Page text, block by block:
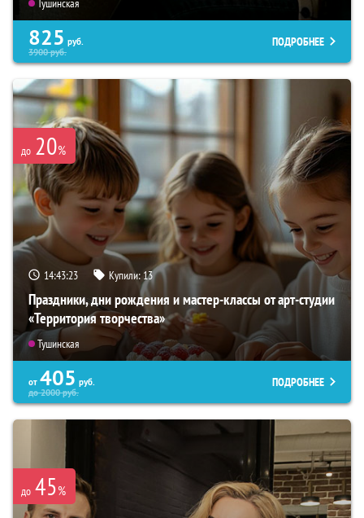
Тушинская
825 руб.
3900руб.
ПОДРОБНЕЕ
до 20%
14:43:22 Купили: 13
Праздники, дни рождения и мастер-классы от арт-студии
«Территория творчества»
Тушинская
от 405 руб.
до2000руб.
ПОДРОБНЕЕ
до 45%